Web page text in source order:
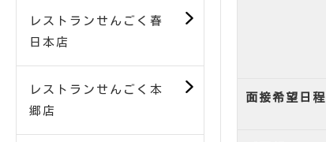
レストランせんごく春
日本店
レストランせんごく本
郷店
面接希望日程